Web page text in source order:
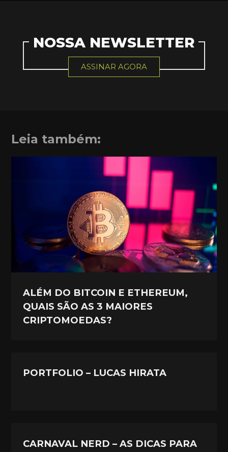
NOSSA NEWSLETTER
ASSINAR AGORA
Leia também:
ALÉM DO BITCOIN E ETHEREUM,
QUAIS SÃO AS 3 MAIORES
CRIPTOMOEDAS?
PORTFOLIO – LUCAS HIRATA
CARNAVAL NERD – AS DICAS PARA